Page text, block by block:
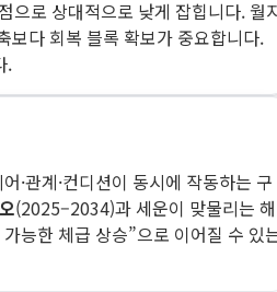
으로 상대적으로 낮게 잡힙니다. 월
보다 회복 블록 확보가 중요합니다.
.
·관계·컨디션이 동시에 작동하는 구
(2025–2034)과 세운이 맞물리는 해
능한 체급 상승”으로 이어질 수 있